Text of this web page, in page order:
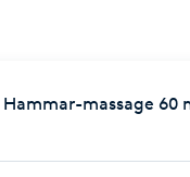
Hammar-massage 60